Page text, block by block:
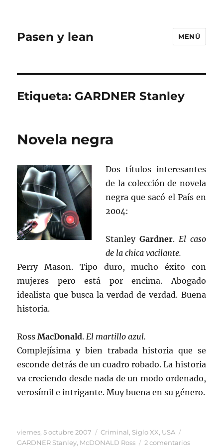
Pasen y lean MENÚ
Etiqueta: GARDNER Stanley
Novela negra
Dos títulos interesantes
de la colección de novela
negra que sacó el País en
2004:
StanleyGardner. El caso
de la chica vacilante.
Perry Mason. Tipo duro, mucho éxito con
mujeres pero está por encima. Abogado
idealista que busca la verdad de verdad. Buena
historia.
RossMacDonald.El martillo azul.
Complejísima y bien trabada historia que se
esconde detrás de un cuadro robado. La historia
va creciendo desde nada de un modo ordenado,
verosímil e intrigante. Muy buena en su género.
Publicado
el
viernes, 5 octubre 2007 Categorías
Criminal Siglo XX USA
GARDNER Stanley McDONALD Ross 2 comentariosen